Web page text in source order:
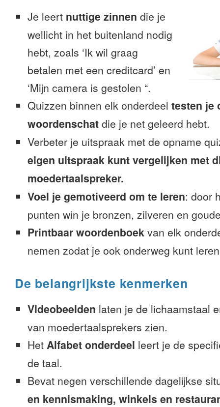
Je leert nuttige zinnen die je
wellicht in het buitenland nodig
hebt, zoals ‘Ik wil graag
betalen met een creditcard’ en
‘Mijn camera is gestolen “.
Quizzen binnen elk onderdeel testen je
woordenschat die je net geleerd hebt.
Verbeter je uitspraak met de opname
eigen uitspraak kunt vergelijken met
moedertaalspreker.
Voel je gemotiveerd om te leren: door
punten win je bronzen, zilveren en
Printbaar woordenboek van elk
nemen zodat je ook onderweg kunt
De belangrijkste kenmerken
Videobeelden laten je de lichaamstaal
van moedertaalsprekers zien.
Het Alfabet onderdeel leert je de
de taal.
Bevat negen verschillende dagelijkse
en kennismaking, winkels en